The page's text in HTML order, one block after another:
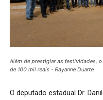
Além de prestigiar as festividades,
de 100 mil reais - Rayanne Duarte
O deputado estadual Dr.